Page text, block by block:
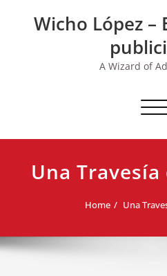
Wicho López –
A Wizard of
Una
Home Una